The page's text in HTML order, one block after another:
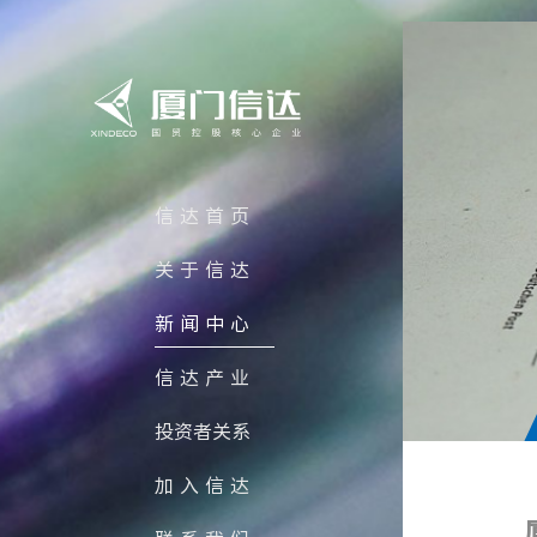
信达首页
关于信达
新闻中心
信达产业
投资者关系
加入信达